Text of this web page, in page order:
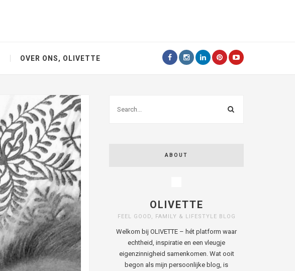
OVER ONS, OLIVETTE
ABOUT
OLIVETTE
FEEL GOOD, FAMILY & LIFESTYLE BLOG
Welkom bij OLIVETTE – hét platform waar
echtheid, inspiratie en een vleugje
eigenzinnigheid samenkomen. Wat ooit
begon als mijn persoonlijke blog, is